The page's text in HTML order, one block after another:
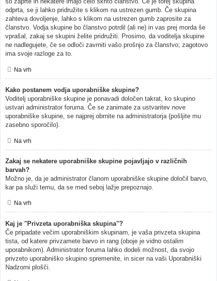
odprta, se ji lahko pridružite s klikom na ustrezen gumb. Če skupina
zahteva dovoljenje, lahko s klikom na ustrezen gumb zaprosite za
članstvo. Vodja skupine bo članstvo potrdil (ali ne) in vas prej morda še
vprašal, zakaj se skupini želite pridružiti. Prosimo, da voditelja skupine
ne nadlegujete, če se odloči zavrniti vašo prošnjo za članstvo; zagotovo
ima svoje razloge za to.
Na vrh
Kako postanem vodja uporabniške skupine?
Voditelj uporabniške skupine je ponavadi določen takrat, ko skupino
ustvari administrator foruma. Če se zanimate za ustvaritev nove
uporabniške skupine, se najprej obrnite na administratorja (pošljite mu
zasebno sporočilo).
Na vrh
Zakaj se nekatere uporabniške skupine pojavljajo v različnih
barvah?
Možno je, da je administrator članom uporabniške skupine določil barvo,
kar pa služi temu, da se med seboj lažje prepoznajo.
Na vrh
Kaj je "Privzeta uporabniška skupina"?
Če pripadate večim uporabniškim skupinam, je vaša privzeta skupina
tista, od katere privzamete barvo in rang (oboje je vidno ostalim
uporabnikom). Administrator foruma lahko dodeli možnost, da svojo
privzeto uporabniško skupino spremenite, in sicer na vaši Uporabniški
Nadzorni plošči.